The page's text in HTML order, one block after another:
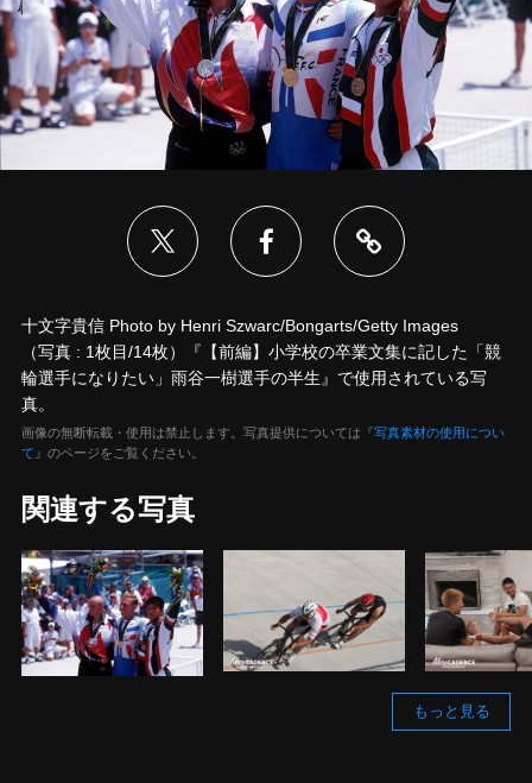
十文字貴信 Photo by Henri Szwarc/Bongarts/Getty Images
（写真 : 1枚目/14枚）『【前編】小学校の卒業文集に記した「競
輪選手になりたい」雨谷一樹選手の半生』で使用されている写
真。
画像の無断転載・使用は禁止します。写真提供については『写真素材の使用につい
て 』のページをご覧ください。
関連する写真
もっと見る